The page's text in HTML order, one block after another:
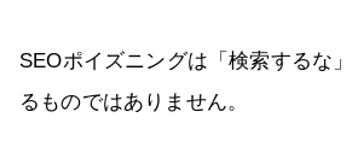
SEOポイズニングは「検索するな
るものではありません。